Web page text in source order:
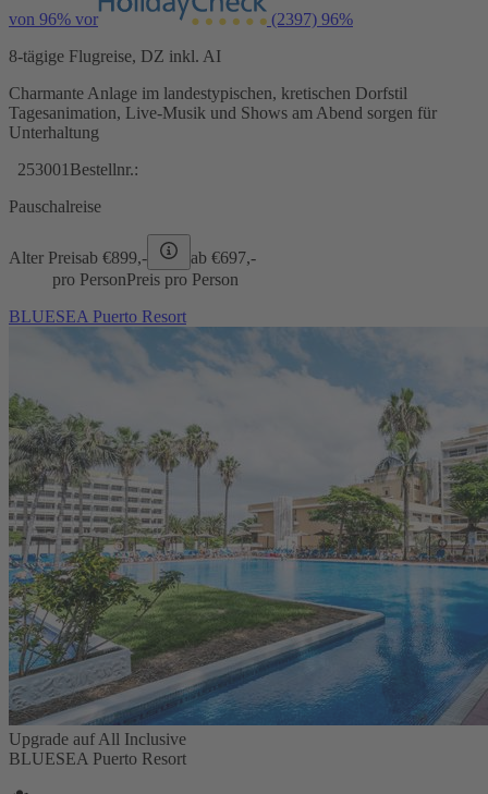
von 96% vor (2397) 96%
8-tägige Flugreise, DZ inkl. AI
Charmante Anlage im landestypischen, kretischen Dorfstil
Tagesanimation, Live-Musik und Shows am Abend sorgen für
Unterhaltung
253001 Bestellnr.:
Pauschalreise
Alter Preisab €899,- ab €697,-
pro PersonPreis pro Person
BLUESEA Puerto Resort
Upgrade auf All Inclusive
BLUESEA Puerto Resort